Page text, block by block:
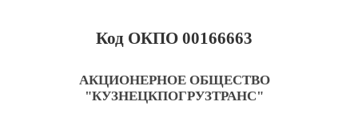
Код ОКПО 00166663
АКЦИОНЕРНОЕ ОБЩЕСТВО
"КУЗНЕЦКПОГРУЗТРАНС"